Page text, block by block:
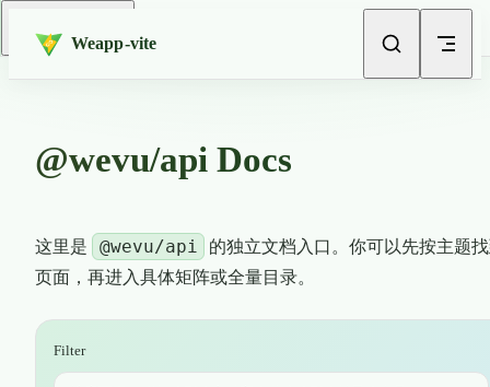
Weapp-vite
@wevu/api Docs
这里是 @wevu/api
的独立文档入口。你可以先按主题
页面，再进入具体矩阵或全量目录。
Filter